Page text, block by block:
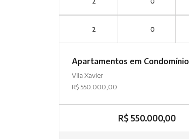
2 0
Apartamentos em Condomínio
Vila Xavier
R$ 550.000,00
R$ 550.000,00